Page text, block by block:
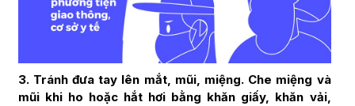
3. Tránh đưa tay lên mắt, mũi, miệng. Che miệng và
mũi khi ho hoặc hắt hơi bằng khăn giấy, khăn vải,